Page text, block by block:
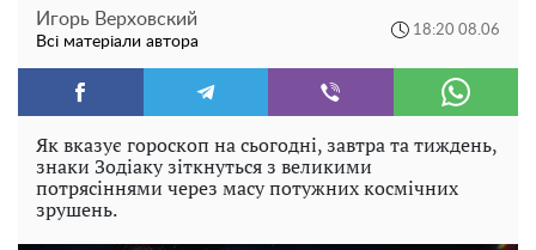
Игорь Верховский
Всі матеріали автора
18:20 08.06
Як вказує гороскоп на сьогодні, завтра та тиждень,
знаки Зодіаку зіткнуться з великими
потрясіннями через масу потужних космічних
зрушень.